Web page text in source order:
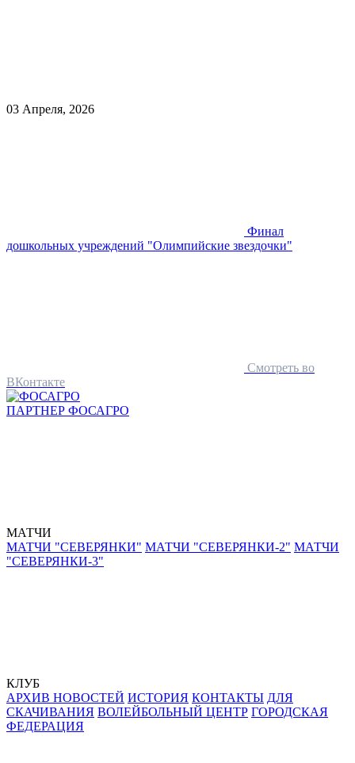
03 Апреля, 2026
Финал
дошкольных учреждений "Олимпийские звездочки"
Смотреть во
ВКонтакте
ПАРТНЕР ФОСАГРО
МАТЧИ
МАТЧИ "СЕВЕРЯНКИ" МАТЧИ "СЕВЕРЯНКИ-2" МАТЧИ
"СЕВЕРЯНКИ-3"
КЛУБ
АРХИВ НОВОСТЕЙ ИСТОРИЯ КОНТАКТЫ ДЛЯ
СКАЧИВАНИЯ ВОЛЕЙБОЛЬНЫЙ ЦЕНТР ГОРОДСКАЯ
ФЕДЕРАЦИЯ